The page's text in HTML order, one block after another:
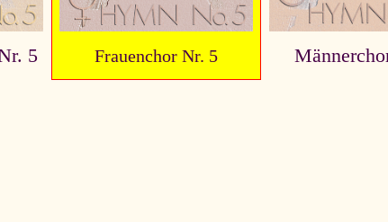
5 Frauenchor Nr. 5